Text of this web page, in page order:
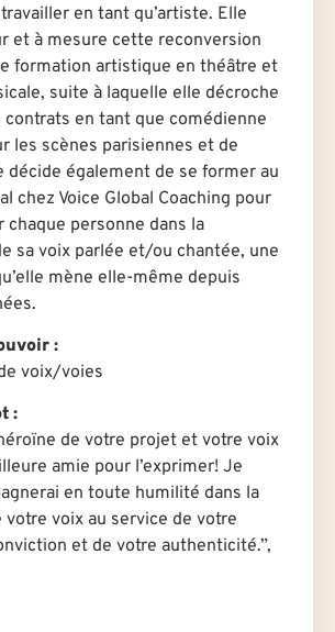
en tant qu’artiste. Elle
et à mesure cette reconversion
formation artistique en théâtre et
suite à laquelle elle décroche
contrats en tant que comédienne
les scènes parisiennes et de
décide également de se former au
chez Voice Global Coaching pour
chaque personne dans la
sa voix parlée et/ou chantée, une
mène elle-même depuis
:
voix/voies
:
de votre projet et votre voix
amie pour l’exprimer! Je
en toute humilité dans la
votre voix au service de votre
et de votre authenticité.”,